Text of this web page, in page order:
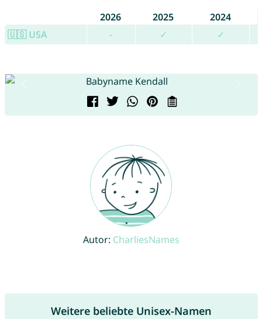
2026 2025
2024
🇺🇸 USA
- ✓ ✓
Autor: CharliesNames
Weitere beliebte Unisex-Namen